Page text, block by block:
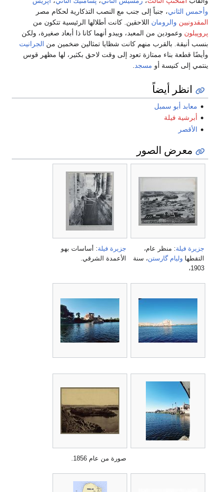
وأحمس الثاني، جنباً إلى جنب مع النصب التذكارية لحكام مصر
المقدونيين والرومان اللاحقين. كانت أطلالها الرئيسية تتكون من
پروپيلون وعمودين من المعبد، ويبدو أنهما كانا ذا أبعاد صغيرة، ولكن
بنسب أنيقة. بالقرب منهم كانت شظايا تمثالين ضخمين من الجرانيت
وأيضًا قطعة بناء ممتازة تعود إلى وقت لاحق بكثير، لها مظهر قوس
ينتمي إلى كنيسة أو مسجد.
انظر أيضاً
معابد أبو سمبل
أبرشية فيلة
الأقصر
معرض الصور
جزيرة فيلة: منظر عام،
التقطها وليام گارستن، سنة
1903،
جزيرة فيلة: أساسات بهو
الأعمدة الشرقي.
صورة من عام 1856.